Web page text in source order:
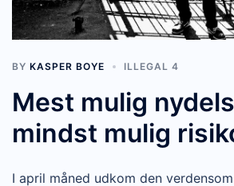
BY KASPER BOYE ILLEGAL 4
Mest mulig
mindst mulig
I april måned udkom den